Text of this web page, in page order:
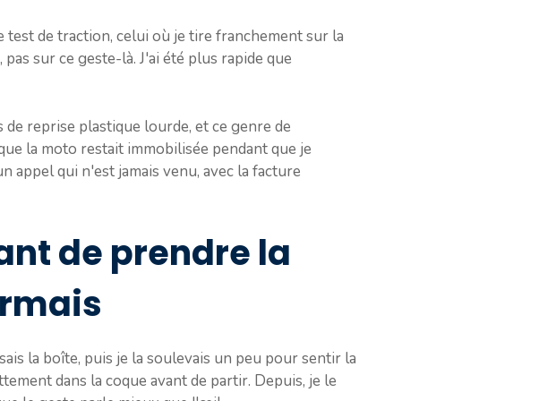
test de traction, celui où je tire franchement sur la
sur ce geste-là. J'ai été plus rapide que
reprise plastique lourde, et ce genre de
la moto restait immobilisée pendant que je
appel qui n'est jamais venu, avec la facture
de prendre la
la boîte, puis je la soulevais un peu pour sentir la
dans la coque avant de partir. Depuis, je le